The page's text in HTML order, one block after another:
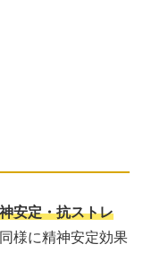
安定・抗ストレ
様に精神安定効果